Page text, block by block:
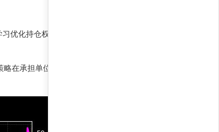
优化持仓权重，在控制回撤的同时放大收益弹
在承担单位风险时，获得了极高的风险调整后